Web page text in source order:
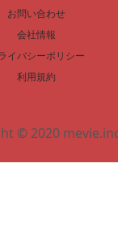
お問い合わせ
会社情報
イバシーポリシー
利用規約
© 2020